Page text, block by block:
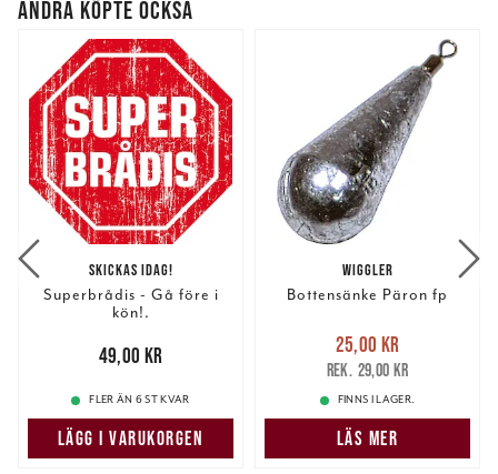
ANDRA KÖPTE OCKSÅ
SKICKAS IDAG!
Superbrådis - Gå före i
kön!.
49,00 kr
49,00 kr
FLER ÄN 6 ST KVAR
LÄGG I VARUKORGEN
WIGGLER
Bottensänke Päron fp
Nuvarande pris
25,00 krTidigare pris
29,00 kr
25,00 kr
29,00 kr
FINNS I LAGER.
LÄS MER